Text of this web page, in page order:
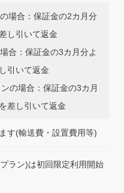
場合：保証金の2カ月分
し引いて返金
合：保証金の3カ月分よ
引いて返金
の場合：保証金の3カ月
差し引いて返金
す(輸送費・設置費用等)
ラン)は初回限定利用開始